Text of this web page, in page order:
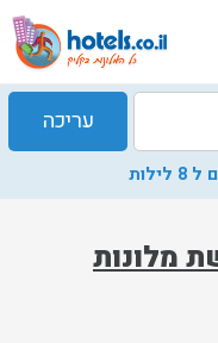
מלונות
עריכה